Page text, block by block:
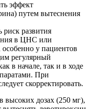
эффект
путем вытеснения
развития
в ЦНС или
у пациентов
регулярный
в начале, так и в ходе
При
скорректировать.
высоких дозах (250 мг),